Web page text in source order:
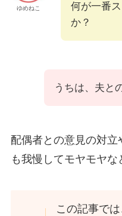
ゆめねこ
何が一番
か？
うちは、夫と
配偶者との意見の対
も我慢してモヤモヤ
この記事で